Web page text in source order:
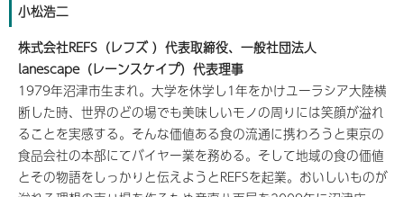
小松浩二
株式会社REFS（レフズ ）代表取締役、一般社団法人
lanescape（レーンスケイプ）代表理事
1979年沼津市生まれ。大学を休学し1年をかけユーラシア大陸横
断した時、世界のどの場でも美味しいモノの周りには笑顔が溢れ
ることを実感する。そんな価値ある食の流通に携わろうと東京の
食品会社の本部にてバイヤー業を務める。そして地域の食の価値
とその物語をしっかりと伝えようとREFSを起業。おいしいものが